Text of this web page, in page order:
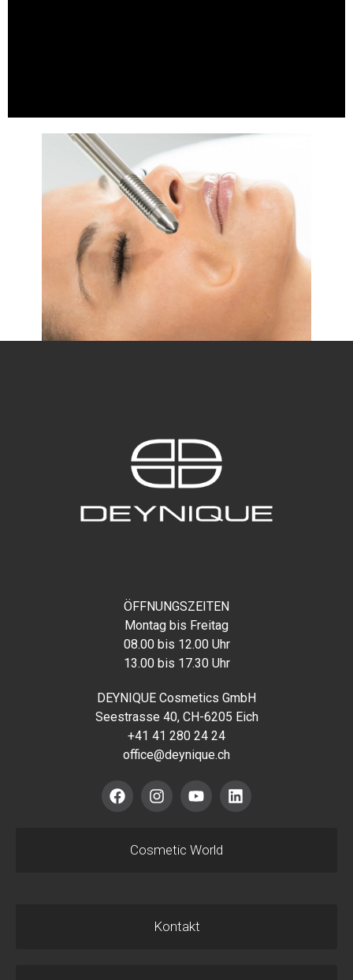
ÖFFNUNGSZEITEN
Montag bis Freitag
08.00 bis 12.00 Uhr
13.00 bis 17.30 Uhr
DEYNIQUE Cosmetics GmbH
Seestrasse 40, CH-6205 Eich
+41 41 280 24 24
office@deynique.ch
Cosmetic World
Kontakt